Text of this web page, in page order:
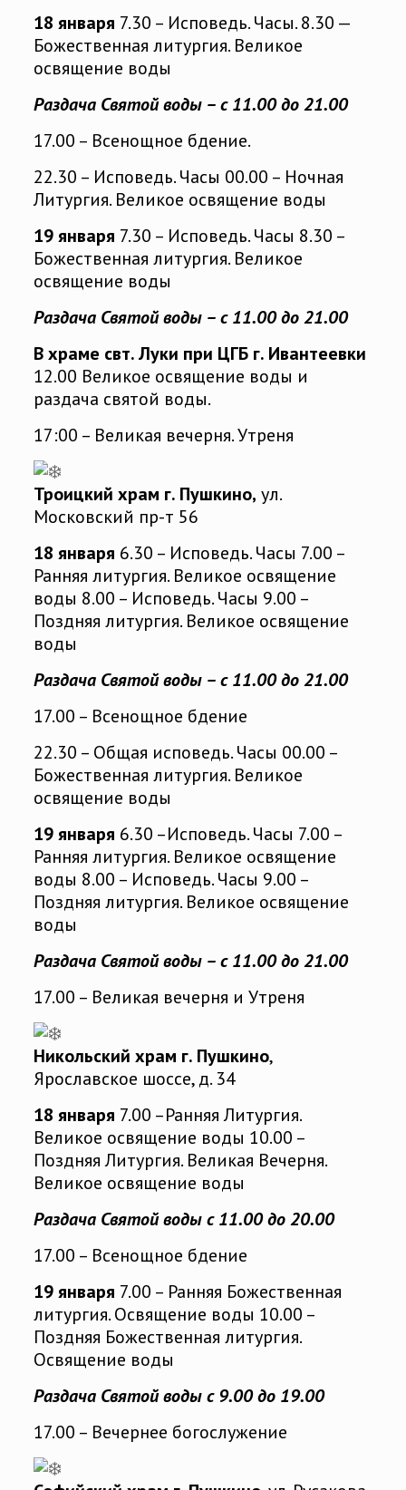
18 января 7.30 – Исповедь. Часы. 8.30 —
Божественная литургия. Великое
освящение воды
Раздача Святой воды – с 11.00 до 21.00
17.00 – Всенощное бдение.
22.30 – Исповедь. Часы 00.00 – Ночная
Литургия. Великое освящение воды
19 января 7.30 – Исповедь. Часы 8.30 –
Божественная литургия. Великое
освящение воды
Раздача Святой воды – с 11.00 до 21.00
В храме свт. Луки при ЦГБ г. Ивантеевки
12.00 Великое освящение воды и
раздача святой воды.
17:00 – Великая вечерня. Утреня
Троицкий храм г. Пушкино, ул.
Московский пр-т 56
18 января 6.30 – Исповедь. Часы 7.00 –
Ранняя литургия. Великое освящение
воды 8.00 – Исповедь. Часы 9.00 –
Поздняя литургия. Великое освящение
воды
Раздача Святой воды – с 11.00 до 21.00
17.00 – Всенощное бдение
22.30 – Общая исповедь. Часы 00.00 –
Божественная литургия. Великое
освящение воды
19 января 6.30 –Исповедь. Часы 7.00 –
Ранняя литургия. Великое освящение
воды 8.00 – Исповедь. Часы 9.00 –
Поздняя литургия. Великое освящение
воды
Раздача Святой воды – с 11.00 до 21.00
17.00 – Великая вечерня и Утреня
Никольский храм г. Пушкино,
Ярославское шоссе, д. 34
18 января 7.00 –Ранняя Литургия.
Великое освящение воды 10.00 –
Поздняя Литургия. Великая Вечерня.
Великое освящение воды
Раздача Святой воды с 11.00 до 20.00
17.00 – Всенощное бдение
19 января 7.00 – Ранняя Божественная
литургия. Освящение воды 10.00 –
Поздняя Божественная литургия.
Освящение воды
Раздача Святой воды с 9.00 до 19.00
17.00 – Вечернее богослужение